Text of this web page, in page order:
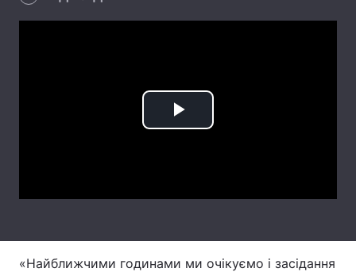
Play
«Найближчими годинами ми очікуємо і засідання